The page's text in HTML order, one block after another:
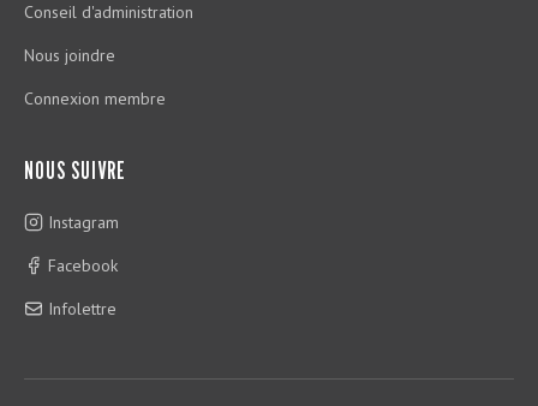
Conseil d'administration
Nous joindre
Connexion membre
NOUS SUIVRE
Instagram
Facebook
Infolettre